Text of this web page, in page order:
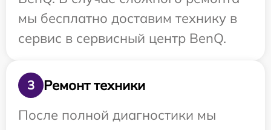
мы бесплатно доставим технику в
сервис в сервисный центр BenQ.
3
Ремонт техники
После полной диагностики мы